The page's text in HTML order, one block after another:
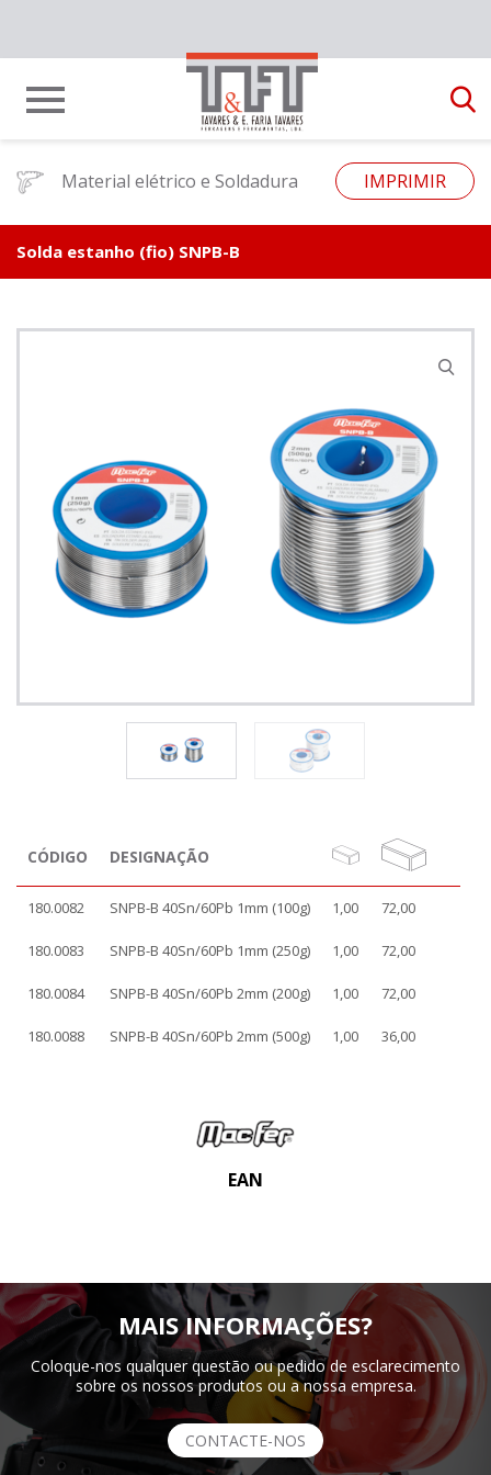
Material elétrico e Soldadura IMPRIMIR
Solda estanho (fio) SNPB-B
CÓDIGO DESIGNAÇÃO
180.0082 SNPB-B 40Sn/60Pb 1mm (100g) 1,00 72,00
180.0083 SNPB-B 40Sn/60Pb 1mm (250g) 1,00 72,00
180.0084 SNPB-B 40Sn/60Pb 2mm (200g) 1,00 72,00
180.0088 SNPB-B 40Sn/60Pb 2mm (500g) 1,00 36,00
EAN
MAIS INFORMAÇÕES?
Coloque-nos qualquer questão ou pedido de esclarecimento
sobre os nossos produtos ou a nossa empresa.
CONTACTE-NOS